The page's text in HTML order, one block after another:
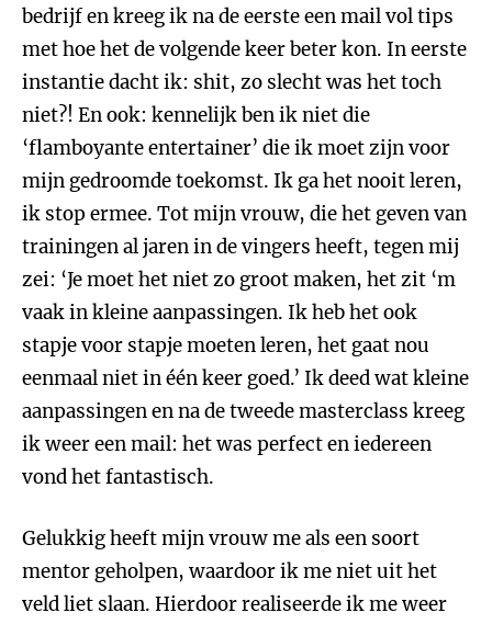
bedrijf en kreeg ik na de eerste een mail vol tips
met hoe het de volgende keer beter kon. In eerste
instantie dacht ik: shit, zo slecht was het toch
niet?! En ook: kennelijk ben ik niet die
‘flamboyante entertainer’ die ik moet zijn voor
mijn gedroomde toekomst. Ik ga het nooit leren,
ik stop ermee. Tot mijn vrouw, die het geven van
trainingen al jaren in de vingers heeft, tegen mij
zei: ‘Je moet het niet zo groot maken, het zit ‘m
vaak in kleine aanpassingen. Ik heb het ook
stapje voor stapje moeten leren, het gaat nou
eenmaal niet in één keer goed.’ Ik deed wat kleine
aanpassingen en na de tweede masterclass kreeg
ik weer een mail: het was perfect en iedereen
vond het fantastisch.
Gelukkig heeft mijn vrouw me als een soort
mentor geholpen, waardoor ik me niet uit het
veld liet slaan. Hierdoor realiseerde ik me weer